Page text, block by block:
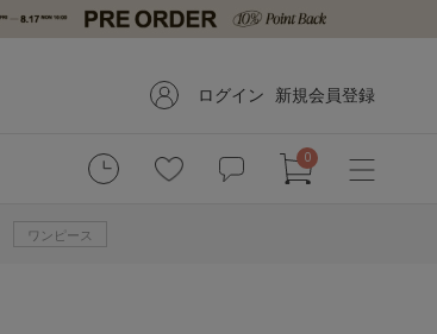
ログイン 新規会員登録
0
ワンピース